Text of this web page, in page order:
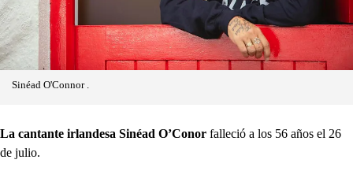
Sinéad O'Connor .
La cantante irlandesa Sinéad O’Conor falleció a los 56 años el 26
de julio.